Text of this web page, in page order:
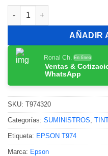
TINTA EPSON T974
AÑADIR
Ronal Ch. En línea
Ventas &
WhatsApp
SKU: T974320
Categorías: SUMINISTROS
Etiqueta: EPSON T974
Marca: Epson